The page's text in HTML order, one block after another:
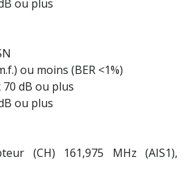
ou plus
ou moins (BER <1%)
70 dB ou plus
ou plus
(CH) 161,975 MHz (AIS1),